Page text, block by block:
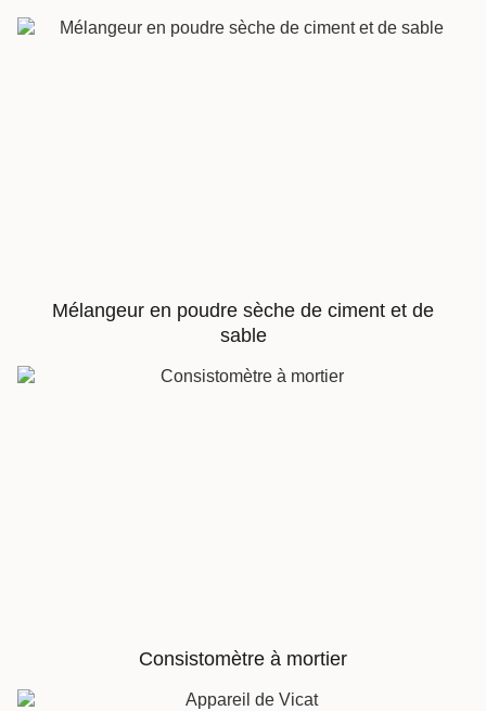
Mélangeur en poudre sèche de ciment et de
sable
Consistomètre à mortier